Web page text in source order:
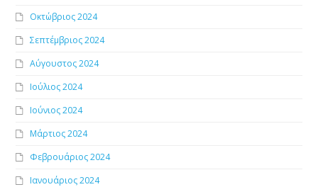
Οκτώβριος 2024
Σεπτέμβριος 2024
Αύγουστος 2024
Ιούλιος 2024
Ιούνιος 2024
Μάρτιος 2024
Φεβρουάριος 2024
Ιανουάριος 2024